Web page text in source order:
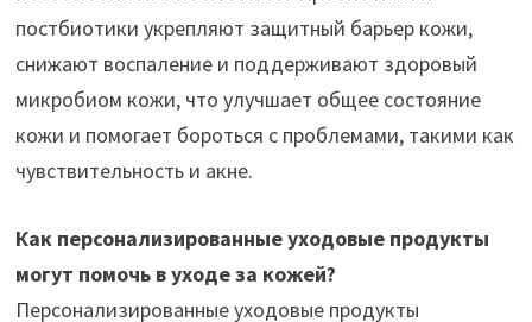
постбиотики укрепляют защитный барьер кожи,
снижают воспаление и поддерживают здоровый
микробиом кожи, что улучшает общее состояние
кожи и помогает бороться с проблемами, такими как
чувствительность и акне.
Как персонализированные уходовые продукты
могут помочь в уходе за кожей?
Персонализированные уходовые продукты